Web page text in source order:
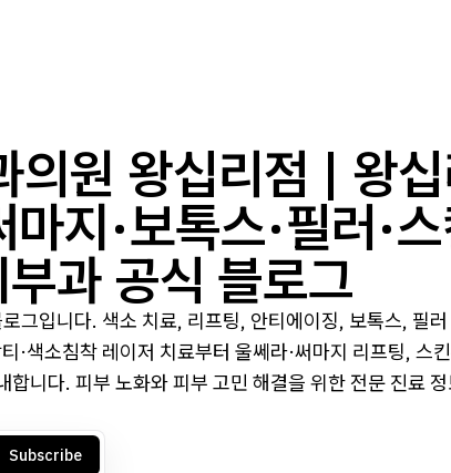
의원 왕십리점 | 왕
마지·보톡스·필러·
과 공식 블로그
그입니다. 색소 치료, 리프팅, 안티에이징, 보톡스, 필
·색소침착 레이저 치료부터 울쎄라·써마지 리프팅, 스
합니다. 피부 노화와 피부 고민 해결을 위한 전문 진료
Subscribe